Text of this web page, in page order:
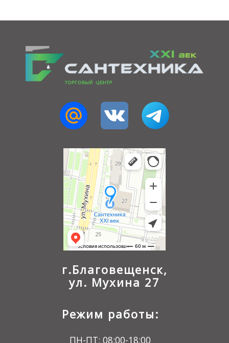
г.Благовещенск,
ул. Мухина 27
Режим работы:
ПН-ПТ: 08:00-18:00